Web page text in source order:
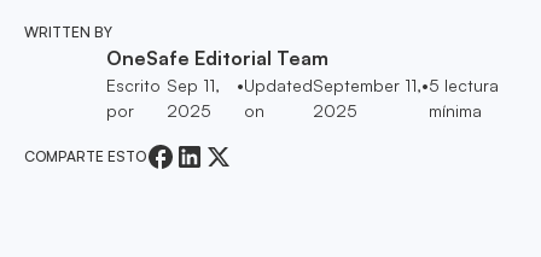
WRITTEN BY
OneSafe Editorial Team
Escrito
por
Sep 11,
2025
•Updated
on
September 11,
2025
•5 lectura
mínima
COMPARTE ESTO